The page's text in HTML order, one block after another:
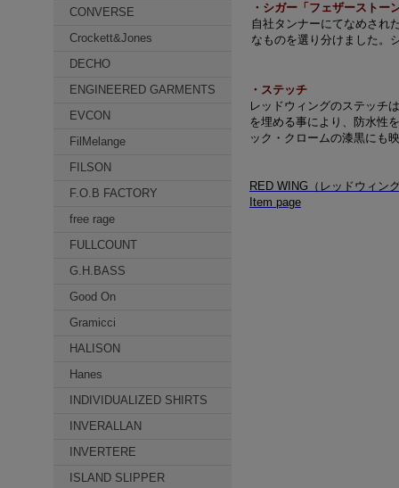
CONVERSE
Crockett&Jones
DECHO
ENGINEERED GARMENTS
EVCON
FilMelange
FILSON
F.O.B FACTORY
free rage
FULLCOUNT
G.H.BASS
Good On
Gramicci
HALISON
Hanes
INDIVIDUALIZED SHIRTS
INVERALLAN
INVERTERE
ISLAND SLIPPER
・シガー「フェザーストー
自社タンナーにてなめされ
なものを選り分けました。
・ステッチ
レッドウィングのステッチ
を埋める事により、防水性
ック・クロームの漆黒にも
RED WING（レッドウィン
Item page